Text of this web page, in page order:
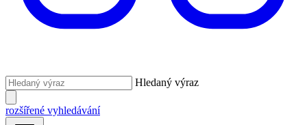
Hledaný výraz
rozšířené vyhledávání